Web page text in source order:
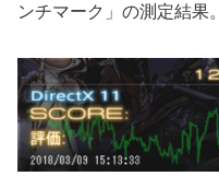
ンチマーク」の測定結果。